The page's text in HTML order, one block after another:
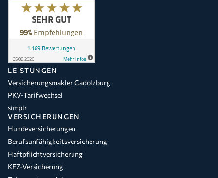
LEISTUNGEN
Versicherungsmakler Cadolzburg
PKV-Tarifwechsel
simplr
VERSICHERUNGEN
Hundeversicherungen
Berufsunfähigkeitsversicherung
Haftpflichtversicherung
KFZ-Versicherung